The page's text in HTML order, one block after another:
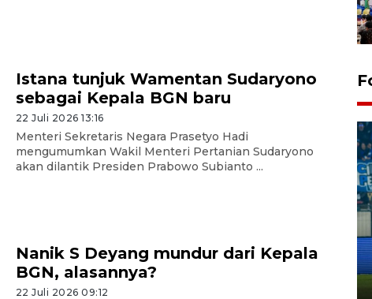
Istana tunjuk Wamentan Sudaryono
sebagai Kepala BGN baru
22 Juli 2026 13:16
Menteri Sekretaris Negara Prasetyo Hadi
mengumumkan Wakil Menteri Pertanian Sudaryono
akan dilantik Presiden Prabowo Subianto ...
Nanik S Deyang mundur dari Kepala
BGN, alasannya?
22 Juli 2026 09:12
dan manajerial SPPI di
Balikpapan
31 Juli 2026 18:01